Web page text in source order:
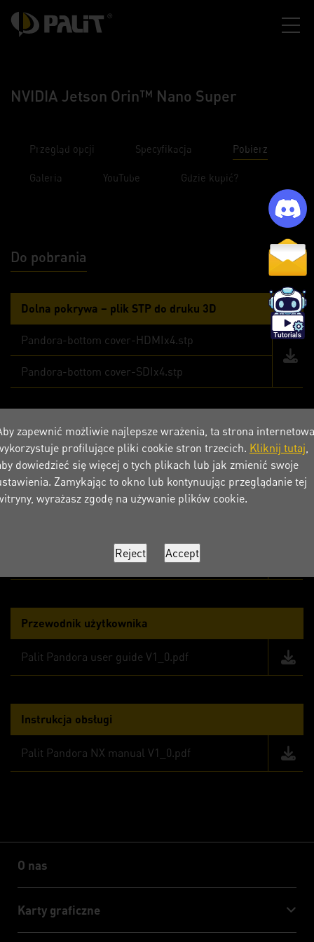
zapewnić możliwie najlepsze wrażenia, ta strona internetowa
profilujące pliki cookie stron trzecich. Kliknij tutaj
dowiedzieć się więcej o tych plikach lub jak zmienić swoje
Zamykając to okno lub kontynuując przeglądanie tej
wyrażasz zgodę na używanie plików cookie.
NVIDIA Jetson Orin™ Nano Super
Przegląd opcji Specyfikacja Pobierz
Galeria YouTube Gdzie kupić?
Do pobrania
Dolna pokrywa – plik STP do druku 3D
Pandora-bottom cover-HDMIx4.stp
Pandora-bottom cover-SDIx4.stp
Plik obrazu Pandora
Pandora NX Super
Palit Pandora NX Product Sheet V1_0.pdf
Przewodnik użytkownika
Palit Pandora user guide V1_0.pdf
Instrukcja obsługi
Palit Pandora NX manual V1_0.pdf
O nas
Karty graficzne